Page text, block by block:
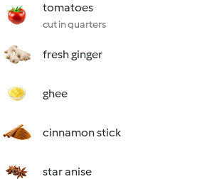
tomatoes
cut in quarters
fresh ginger
ghee
cinnamon stick
star anise